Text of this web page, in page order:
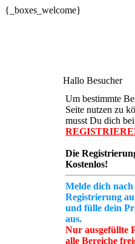
{_boxes_welcome}
Hallo Besucher
Um bestimmte
Seite nutzen zu
musst Du dich
Die
Kostenlos!
Melde dich
Registrierung
und fülle dein
aus.
Nur ausgefüllte
alle Bereiche